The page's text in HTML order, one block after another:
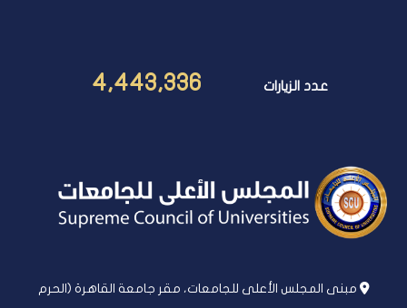
عدد الزيارات 4,443,336
مبنى المجلس الأعلى للجامعات، مقر جامعة القاهرة (الحرم